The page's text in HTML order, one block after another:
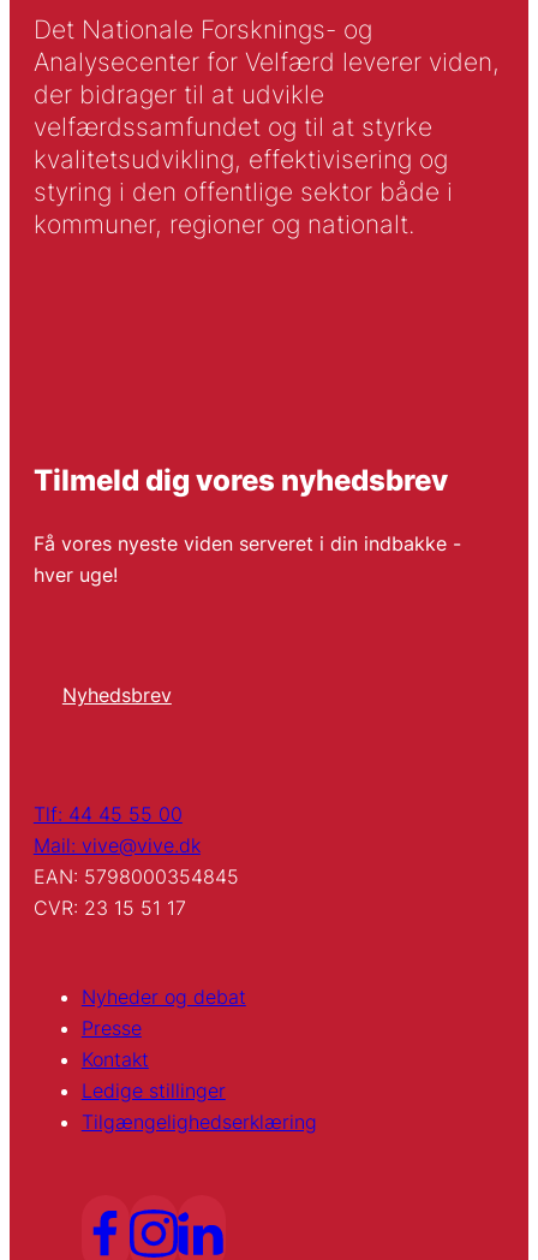
Det Nationale Forsknings- og
Analysecenter for Velfærd leverer viden,
der bidrager til at udvikle
velfærdssamfundet og til at styrke
kvalitetsudvikling, effektivisering og
styring i den offentlige sektor både i
kommuner, regioner og nationalt.
Tilmeld dig vores nyhedsbrev
Få vores nyeste viden serveret i din indbakke -
hver uge!
Nyhedsbrev
Tlf: 44 45 55 00
Mail: vive@vive.dk
EAN: 5798000354845
CVR: 23 15 51 17
Nyheder og debat
Presse
Kontakt
Ledige stillinger
Tilgængelighedserklæring